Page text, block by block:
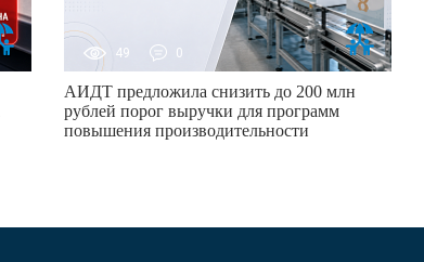
49 0
АИДТ предложила снизить до 200 млн
рублей порог выручки для программ
повышения производительности